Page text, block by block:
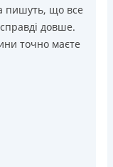
пишуть, що все
довше.
точно маєте